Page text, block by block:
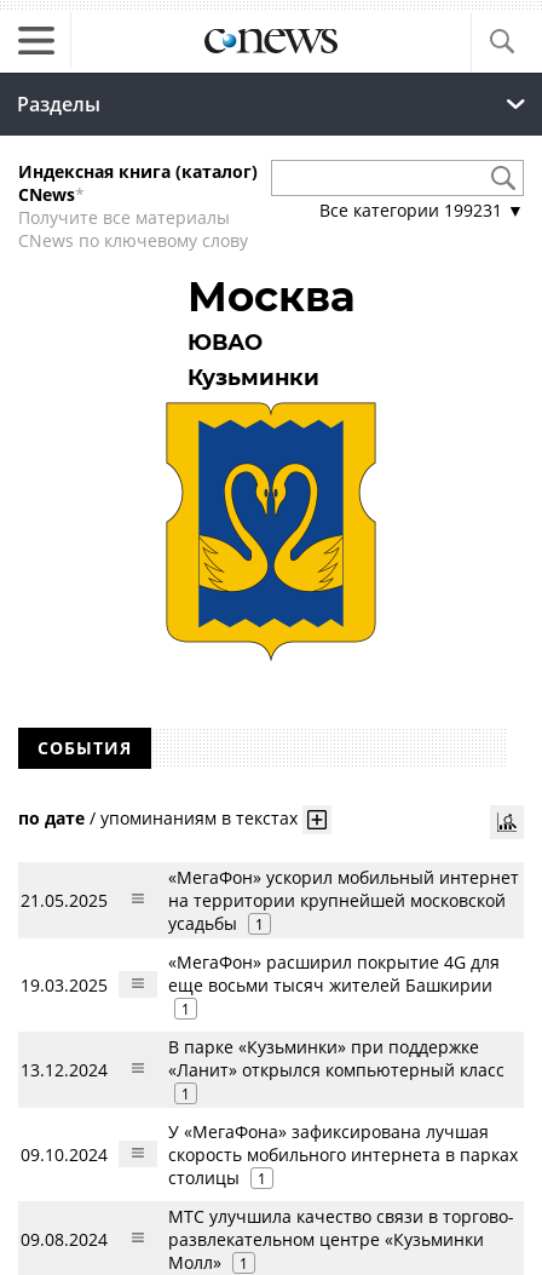
Разделы
Индексная книга (каталог)
CNews*
Получите все материалы
CNews по ключевому слову
Все категории 199231 ▼
Москва
ЮВАО
Кузьминки
СОБЫТИЯ
по дате / упоминаниям в текстах
21.05.2025
«МегаФон» ускорил мобильный интернет
на территории крупнейшей московской
усадьбы
1
19.03.2025
«МегаФон» расширил покрытие 4G для
еще восьми тысяч жителей Башкирии
1
13.12.2024
В парке «Кузьминки» при поддержке
«Ланит» открылся компьютерный класс
1
09.10.2024
У «МегаФона» зафиксирована лучшая
скорость мобильного интернета в парках
столицы
1
09.08.2024
МТС улучшила качество связи в торгово-
развлекательном центре «Кузьминки
Молл»
1